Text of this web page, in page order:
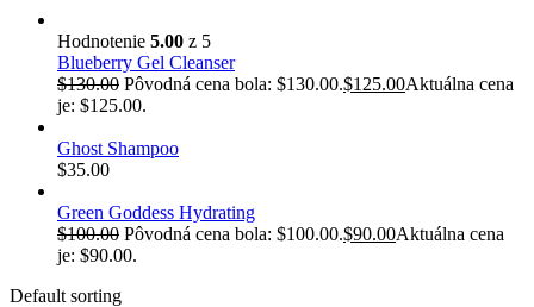
Hodnotenie 5.00 z 5
Blueberry Gel Cleanser
$130.00 Pôvodná cena bola: $130.00.$125.00Aktuálna cena
je: $125.00.
Ghost Shampoo
$35.00
Green Goddess Hydrating
$100.00 Pôvodná cena bola: $100.00.$90.00Aktuálna cena
je: $90.00.
Default sorting